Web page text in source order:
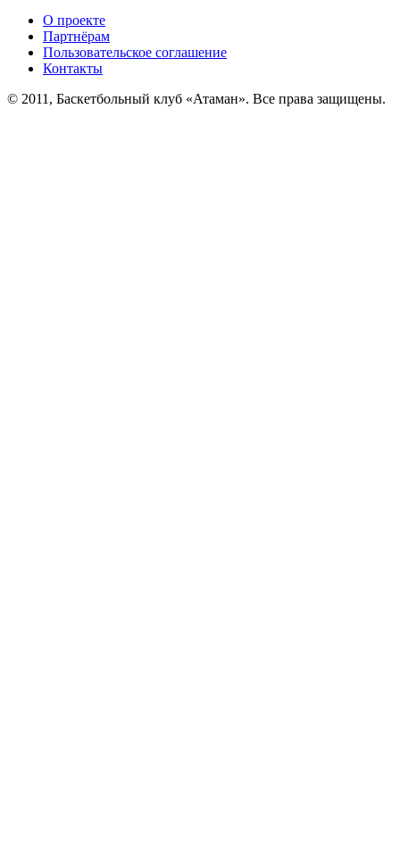
О проекте
Партнёрам
Пользовательское соглашение
Контакты
© 2011, Баскетбольный клуб «Атаман». Все права защищены.